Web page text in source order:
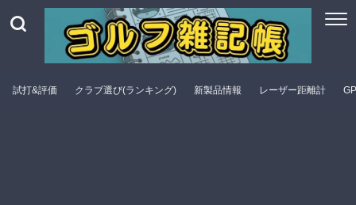
試打&評価 クラブ選び(ランキング) 新製品情報 レーザー距離計